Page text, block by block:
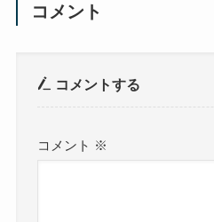
コメント
コメントする
コメント ※